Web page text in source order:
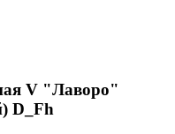
V "Лаворо"
D_Fh